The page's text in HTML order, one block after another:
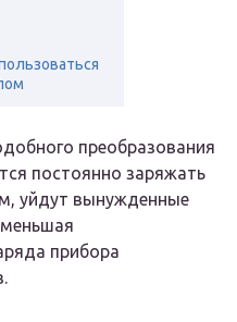
преобразования
постоянно заряжать
уйдут вынужденные
прибора